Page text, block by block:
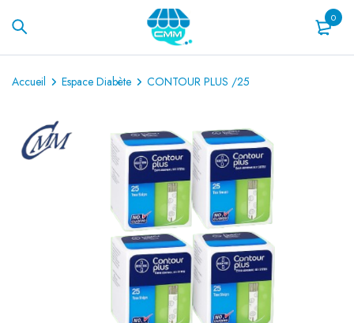
0
Accueil Espace Diabète CONTOUR PLUS /25